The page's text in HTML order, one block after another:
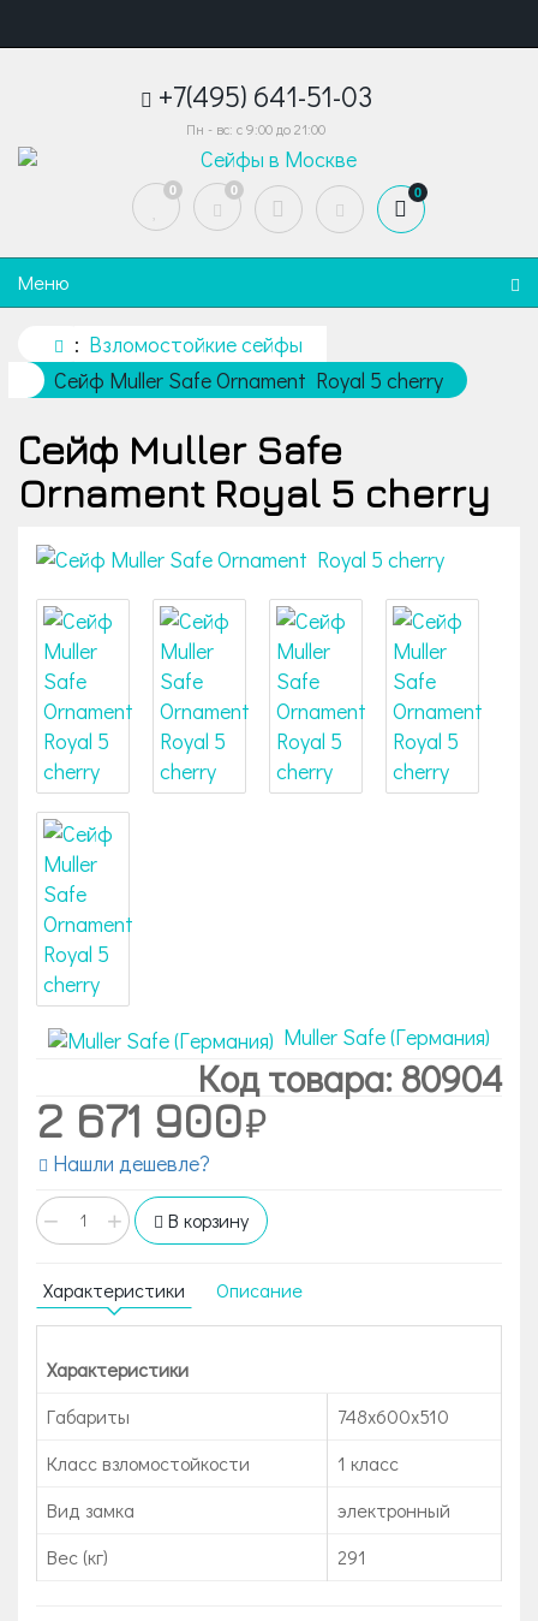
+7(495) 641-51-03
Пн - вс: с 9:00 до 21:00
0 0 0
Меню
Взломостойкие сейфы
Сейф Muller Safe Ornament Royal 5 cherry
Сейф Muller Safe
Ornament Royal 5 cherry
Muller Safe (Германия)
Код товара: 80904
2 671 900
Нашли дешевле?
− + В корзину
Характеристики Описание
Характеристики
Габариты
748x600x510
Класс взломостойкости
1 класс
Вид замка
электронный
Вес (кг)
291